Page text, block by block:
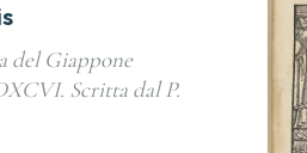
del Giappone
Scritta dal P.